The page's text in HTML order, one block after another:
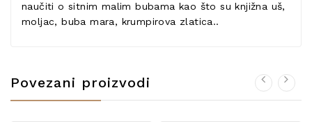
naučiti o sitnim malim bubama kao što su knjižna uš,
moljac, buba mara, krumpirova zlatica..
Povezani proizvodi